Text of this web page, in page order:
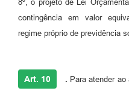
8º, o projeto de Lei
contingência em valor
regime próprio de previdência
Art. 10 . Para atender